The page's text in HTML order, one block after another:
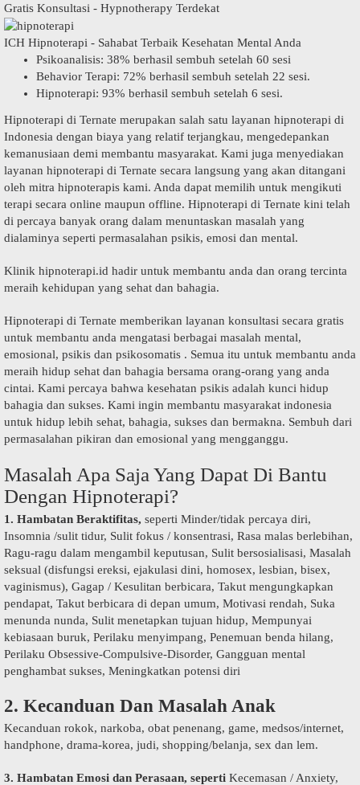
Gratis Konsultasi - Hypnotherapy Terdekat
ICH Hipnoterapi - Sahabat Terbaik Kesehatan Mental Anda
Psikoanalisis: 38% berhasil sembuh setelah 60 sesi
Behavior Terapi: 72% berhasil sembuh setelah 22 sesi.
Hipnoterapi: 93% berhasil sembuh setelah 6 sesi.
Hipnoterapi di Ternate merupakan salah satu layanan hipnoterapi di
Indonesia dengan biaya yang relatif terjangkau, mengedepankan
kemanusiaan demi membantu masyarakat. Kami juga menyediakan
layanan hipnoterapi di Ternate secara langsung yang akan ditangani
oleh mitra hipnoterapis kami. Anda dapat memilih untuk mengikuti
terapi secara online maupun offline. Hipnoterapi di Ternate kini telah
di percaya banyak orang dalam menuntaskan masalah yang
dialaminya seperti permasalahan psikis, emosi dan mental.
Klinik hipnoterapi.id hadir untuk membantu anda dan orang tercinta
meraih kehidupan yang sehat dan bahagia.
Hipnoterapi di Ternate memberikan layanan konsultasi secara gratis
untuk membantu anda mengatasi berbagai masalah mental,
emosional, psikis dan psikosomatis . Semua itu untuk membantu anda
meraih hidup sehat dan bahagia bersama orang-orang yang anda
cintai. Kami percaya bahwa kesehatan psikis adalah kunci hidup
bahagia dan sukses. Kami ingin membantu masyarakat indonesia
untuk hidup lebih sehat, bahagia, sukses dan bermakna. Sembuh dari
permasalahan pikiran dan emosional yang mengganggu.
Masalah Apa Saja Yang Dapat Di Bantu
Dengan Hipnoterapi?
1. Hambatan Beraktifitas, seperti Minder/tidak percaya diri,
Insomnia /sulit tidur, Sulit fokus / konsentrasi, Rasa malas berlebihan,
Ragu-ragu dalam mengambil keputusan, Sulit bersosialisasi, Masalah
seksual (disfungsi ereksi, ejakulasi dini, homosex, lesbian, bisex,
vaginismus), Gagap / Kesulitan berbicara, Takut mengungkapkan
pendapat, Takut berbicara di depan umum, Motivasi rendah, Suka
menunda nunda, Sulit menetapkan tujuan hidup, Mempunyai
kebiasaan buruk, Perilaku menyimpang, Penemuan benda hilang,
Perilaku Obsessive-Compulsive-Disorder, Gangguan mental
penghambat sukses, Meningkatkan potensi diri
2. Kecanduan Dan Masalah Anak
Kecanduan rokok, narkoba, obat penenang, game, medsos/internet,
handphone, drama-korea, judi, shopping/belanja, sex dan lem.
3. Hambatan Emosi dan Perasaan, seperti Kecemasan / Anxiety,